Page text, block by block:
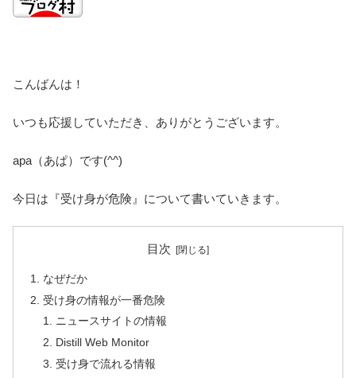
こんばんは！
いつも応援していただき、ありがとうございます。
apa（あぱ）です(^^)
今日は『受け身が危険』について書いていきます。
目次
なぜだか
受け身の情報が一番危険
ニュースサイトの情報
Distill Web Monitor
受け身で流れる情報